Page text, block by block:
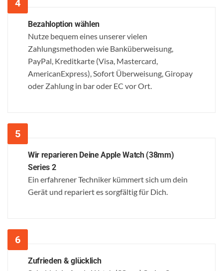
Bezahloption wählen
Nutze bequem eines unserer vielen
Zahlungsmethoden wie Banküberweisung,
PayPal, Kreditkarte (Visa, Mastercard,
AmericanExpress), Sofort Überweisung, Giropay
oder Zahlung in bar oder EC vor Ort.
Wir reparieren Deine Apple Watch (38mm)
Series 2
Ein erfahrener Techniker kümmert sich um dein
Gerät und repariert es sorgfältig für Dich.
Zufrieden & glücklich